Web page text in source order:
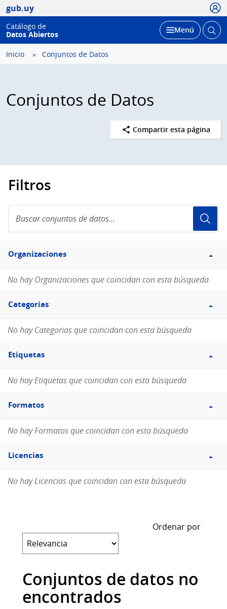
gub.uy
Catálogo de
Datos Abiertos
Desplegar
Menú Abrir
Inicio Conjuntos de Datos
Conjuntos de Datos
Compartir esta página
Filtros
conjuntos
de
Filtro
Organizaciones
Organizaciones
No hay Organizaciones que coincidan con esta búsqueda
Filtro
Categorias
Categorias
No hay Categorias que coincidan con esta búsqueda
Filtro
Etiquetas
Etiquetas
No hay Etiquetas que coincidan con esta búsqueda
Filtro
Formatos
Formatos
No hay Formatos que coincidan con esta búsqueda
Filtro
Licencias
Licencias
No hay Licencias que coincidan con esta búsqueda
Ordenar por
Conjuntos de datos no
encontrados